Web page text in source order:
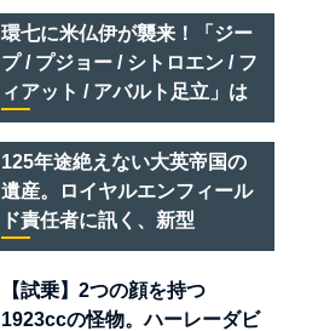
リオ /ベントレー スーパース
ポーツ
環七に米仏伊が襲来！「ジー
プ / プジョー / シトロエン / フ
ィアット / アバルト足立」は
クルマのセレクトショップで
ある
125年途絶えない大英帝国の
遺産。ロイヤルエンフィール
ド責任者に訊く、新型
「BULLET 650」と“時間の
質”を愛する理由
【試乗】2つの顔を持つ
1923ccの怪物。ハーレーダビ